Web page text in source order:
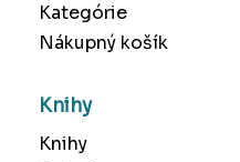
Kategórie
Nákupný košík
Knihy
Knihy